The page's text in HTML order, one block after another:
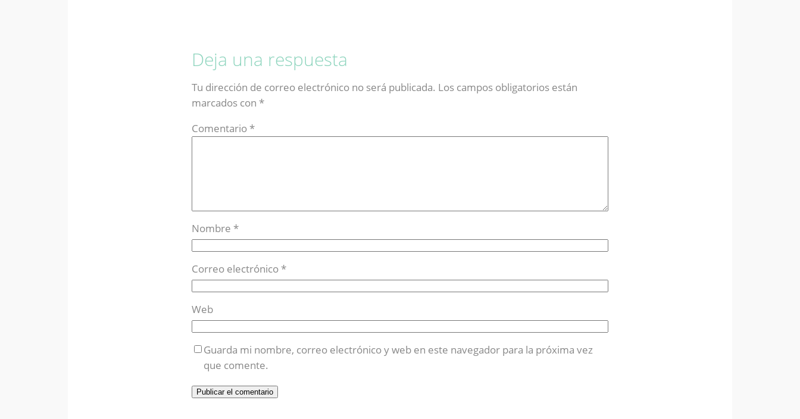
Deja una respuesta
Tu dirección de correo electrónico no será publicada. Los campos obligatorios están
marcados con *
Comentario*
Nombre *
Correo electrónico*
Web
Guarda mi nombre, correo electrónico y web en este navegador para la próxima vez
que comente.